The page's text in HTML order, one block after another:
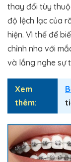
thay đổi tùy
độ lệch lạc của
hiện. Vì thế để
chỉnh nha với
và lắng nghe sự
Xem
thêm: